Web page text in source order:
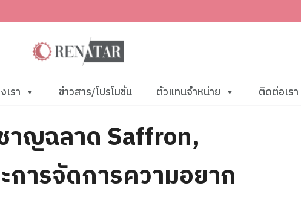
เรา ข่าวสาร/โปรโมชั่น ตัวแทนจำหน่าย ติดต่อเรา
าญฉลาด Saffron,
การจัดการความอยาก